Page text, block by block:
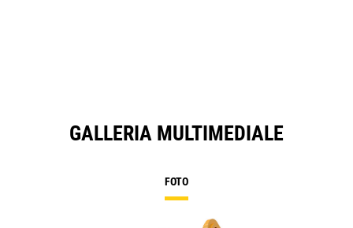
GALLERIA MULTIMEDIALE
FOTO